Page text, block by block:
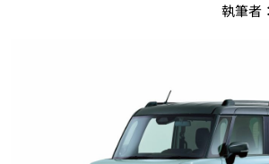
執筆者：